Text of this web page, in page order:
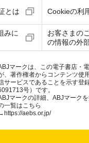
とは Cookieの利
みに
お客さまの
の情報の外
マークは、この電子書店・
、著作権者からコンテンツ使
サービスであることを示す登
号）です。
マークの詳細、ABJマーク
一覧はこちら
https://aebs.or.jp/